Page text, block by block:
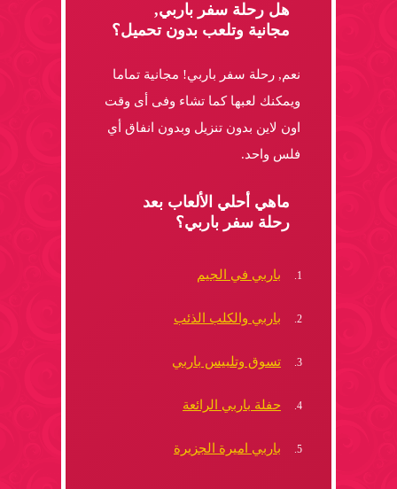
هل رحلة سفر باربي,
مجانية وتلعب بدون تحميل؟
نعم, رحلة سفر باربي! مجانية تماما
ويمكنك لعبها كما تشاء وفى أى وقت
اون لاين بدون تنزيل وبدون انفاق أي
فلس واحد.
ماهي أحلي الألعاب بعد
رحلة سفر باربي؟
باربي في الجيم
باربي والكلب الذئب
تسوق وتلبيس باربي
حفلة باربي الرائعة
باربي اميرة الجزيرة